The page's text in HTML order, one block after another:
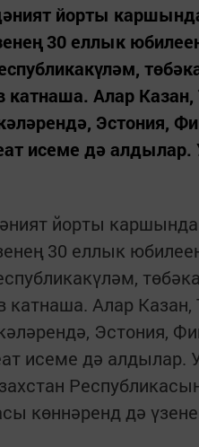
йорты
30 еллык
катнаша. Алар
Эстония,
исеме дә алдылар.
йорты
30 еллык
катнаша. Алар
Эстония,
исеме дә алдылар.
көннәренд дә